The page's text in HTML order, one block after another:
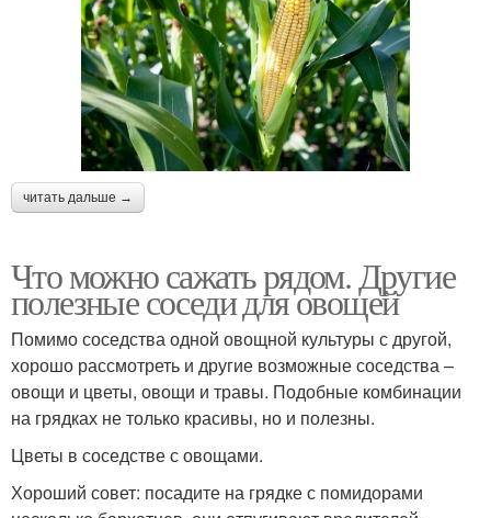
читать дальше →
Что можно сажать рядом. Другие
полезные соседи для овощей
Помимо соседства одной овощной культуры с другой,
хорошо рассмотреть и другие возможные соседства –
овощи и цветы, овощи и травы. Подобные комбинации
на грядках не только красивы, но и полезны.
Цветы в соседстве с овощами.
Хороший совет: посадите на грядке с помидорами